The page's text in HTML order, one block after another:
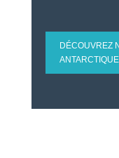
DÉCOUVREZ
ANTARCTIQUE